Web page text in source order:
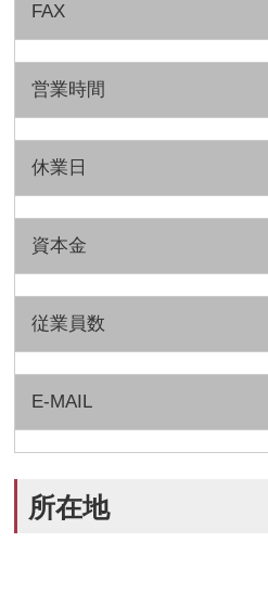
FAX
営業時間
休業日
資本金
従業員数
E-MAIL
所在地